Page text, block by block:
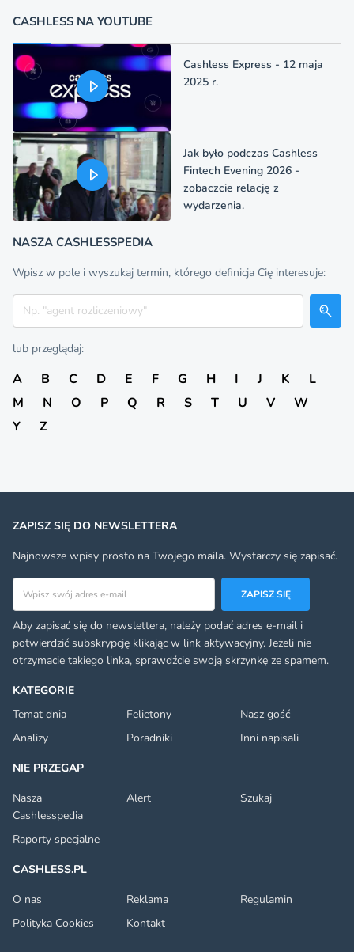
CASHLESS NA YOUTUBE
Cashless Express - 12 maja
2025 r.
Jak było podczas Cashless
Fintech Evening 2026 -
zobaczcie relację z
wydarzenia.
NASZA CASHLESSPEDIA
Wpisz w pole i wyszukaj termin, którego definicja Cię interesuje:
Szukaj
lub przeglądaj:
A B C D E F G H I J K
L
M
N O P Q R S T U V
W
Y
Z
KATEGORIE
Temat dnia
Felietony
Nasz gość
Analizy
Poradniki
Inni napisali
NIE PRZEGAP
Nasza
Cashlesspedia
Alert Szukaj
Raporty specjalne
CASHLESS.PL
O nas
Reklama
Regulamin
Polityka Cookies
Kontakt
ZAPISZ SIĘ DO NEWSLETTERA
Najnowsze wpisy prosto na Twojego maila. Wystarczy się zapisać.
Adres email
ZAPISZ SIĘ
Aby zapisać się do newslettera, należy podać adres e-mail i
potwierdzić subskrypcję klikając w link aktywacyjny. Jeżeli nie
otrzymacie takiego linka, sprawdźcie swoją skrzynkę ze spamem.